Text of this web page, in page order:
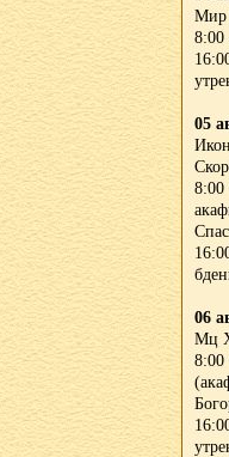
Мир
8:00
05
8:00
06
Мц
8:00